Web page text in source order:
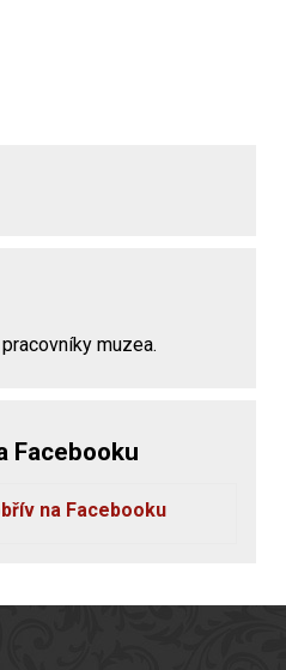
muzea.
Facebooku
na Facebooku